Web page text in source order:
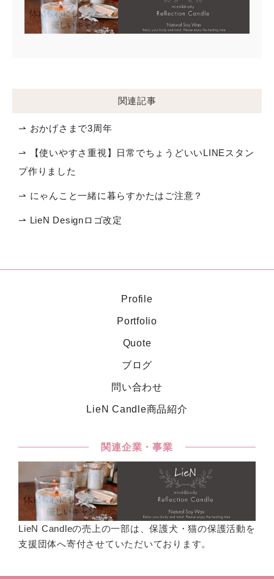
関連記事
⇀ おかげさまで3周年
⇀ 【使いやすさ重視】日常でちょうどいいLINEスタン
プ作りました
⇀ にゃんこと一緒に暮らすかたはご注意？
⇀ LieN Designロゴ改定
Profile
Portfolio
Quote
ブログ
問い合わせ
LieN Candle商品紹介
関連企業・事業
LieN Candleの売上の一部は、保護犬・猫の保護活動を
支援団体へ寄付させていただいております。